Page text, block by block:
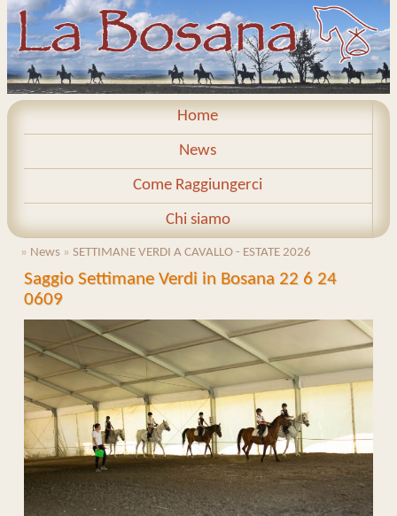
Home
News
Come Raggiungerci
Chi siamo
» News »SETTIMANE VERDI A CAVALLO - ESTATE 2026
Saggio Settimane Verdi in Bosana 22 6 24
0609